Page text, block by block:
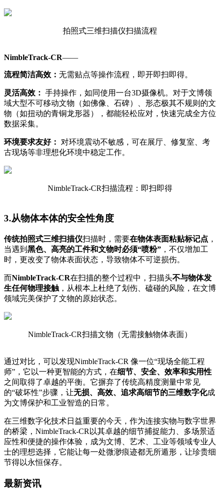
拍照式三维扫描仪扫描流程
NimbleTrack-CR——
流程简洁高效： 无需贴点等操作流程，即开即扫即得。
灵活高效： 手持操作，如同使用一台3D摄像机。对于文博领
域大型不可移动文物（如佛像、石碑）、形态极其不规则的文
物（如扭动的青铜龙形器），都能轻松应对，快速完成全方位
数据采集。
环境要求友好：
对环境震动不敏感，可在展厅、修复室、考
古现场等非理想化环境中稳定工作。
NimbleTrack-CR扫描流程：即扫即得
3.从物体本体的安全性角度
传统拍照式三维扫描仪扫描时，需要在物体表面粘贴标记点 ，
当遇到 黑色、高亮的工件和文物时必须“喷粉” ，不仅增加工
时，更改变了物体表面状态，导致物体不可逆损伤。
而NimbleTrack-CR在扫描的整个过程中，扫描头不与物体发
生任何物理接触 ，从根本上杜绝了划伤、磕碰的风险，在文博
领域完美保护了文物的原始状态。
NimbleTrack-CR扫描文物（无需接触物体表面）
通过对比，可以发现NimbleTrack-CR 像一位“现场全能工程
师”，它以一种更智能的方式，在细节、安全、效率和实用性
之间取得了卓越的平衡。它摒弃了传统高精度测量中常见
的“破坏性”步骤，让无损、高效、追求高细节的三维数字化成
为文博保护和工业智造的日常。
在三维数字化技术日益重要的今天，作为连接实物与数字世界
的桥梁，NimbleTrack-CR以其卓越的细节捕捉能力、多场景适
应性和便捷的操作体验，成为文博、艺术、工业等领域专业人
士的理想选择，它能让每一处微渺痕迹都无所遁形，让珍贵细
节得以永恒保存。
最新资讯